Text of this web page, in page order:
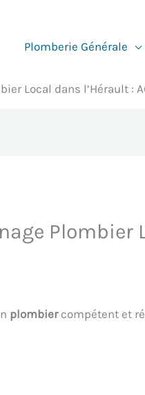
Plomberie Générale
Local dans l’Hérault :
Plombier
plombiercompétent et